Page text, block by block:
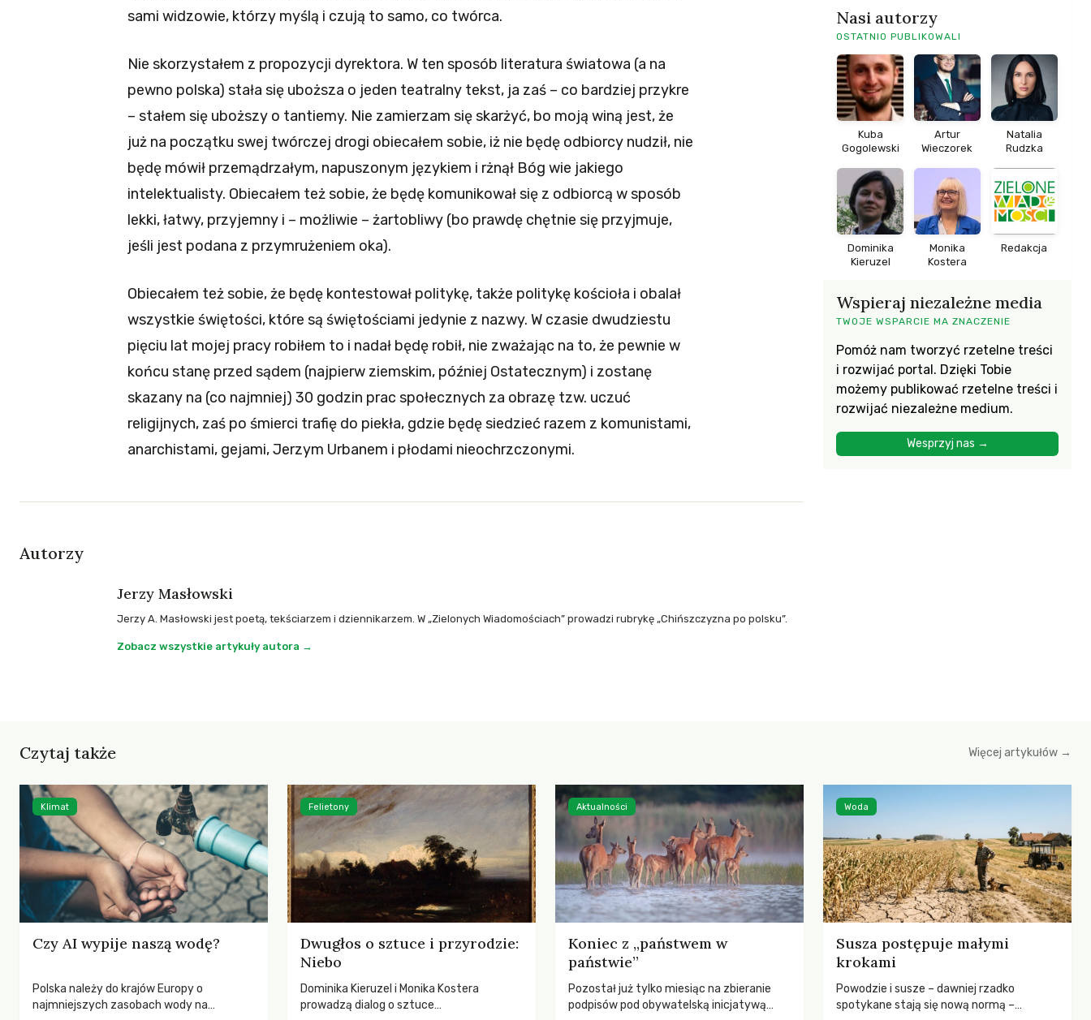
sami widzowie, którzy myślą i czują to samo, co twórca.
Nie skorzystałem z propozycji dyrektora. W ten sposób literatura światowa (a na
pewno polska) stała się uboższa o jeden teatralny tekst, ja zaś – co bardziej przykre
– stałem się uboższy o tantiemy. Nie zamierzam się skarżyć, bo moją winą jest, że
już na początku swej twórczej drogi obiecałem sobie, iż nie będę odbiorcy nudził, nie
będę mówił przemądrzałym, napuszonym językiem i rżnął Bóg wie jakiego
intelektualisty. Obiecałem też sobie, że będę komunikował się z odbiorcą w sposób
lekki, łatwy, przyjemny i – możliwie – żartobliwy (bo prawdę chętnie się przyjmuje,
jeśli jest podana z przymrużeniem oka).
Obiecałem też sobie, że będę kontestował politykę, także politykę kościoła i obalał
wszystkie świętości, które są świętościami jedynie z nazwy. W czasie dwudziestu
pięciu lat mojej pracy robiłem to i nadał będę robił, nie zważając na to, że pewnie w
końcu stanę przed sądem (najpierw ziemskim, później Ostatecznym) i zostanę
skazany na (co najmniej) 30 godzin prac społecznych za obrazę tzw. uczuć
religijnych, zaś po śmierci trafię do piekła, gdzie będę siedzieć razem z komunistami,
anarchistami, gejami, Jerzym Urbanem i płodami nieochrzczonymi.
Autorzy
Jerzy Masłowski
Jerzy A. Masłowski jest poetą, tekściarzem i dziennikarzem. W „Zielonych Wiadomościach” prowadzi rubrykę „Chińszczyzna po polsku”.
Zobacz wszystkie artykuły autora →
Nasi autorzy
OSTATNIO PUBLIKOWALI
Kuba
Gogolewski
Artur
Wieczorek
Natalia
Rudzka
Dominika
Kieruzel
Monika
Kostera
Redakcja
Wspieraj niezależne media
TWOJE WSPARCIE MA ZNACZENIE
Pomóż nam tworzyć rzetelne treści
i rozwijać portal. Dzięki Tobie
możemy publikować rzetelne treści i
rozwijać niezależne medium.
Wesprzyj nas →
Czytaj także Więcej artykułów →
Czy AI wypije naszą wodę?
Polska należy do krajów Europy o
najmniejszych zasobach wody na
Klimat
Dwugłos o sztuce i przyrodzie:
Niebo
Dominika Kieruzel i Monika Kostera
prowadzą dialog o sztuce
Felietony
Koniec z „państwem w
państwie”
Pozostał już tylko miesiąc na zbieranie
podpisów pod obywatelską inicjatywą
Aktualności
Susza postępuje małymi
krokami
Powodzie i susze – dawniej rzadko
spotykane stają się nową normą –
Woda